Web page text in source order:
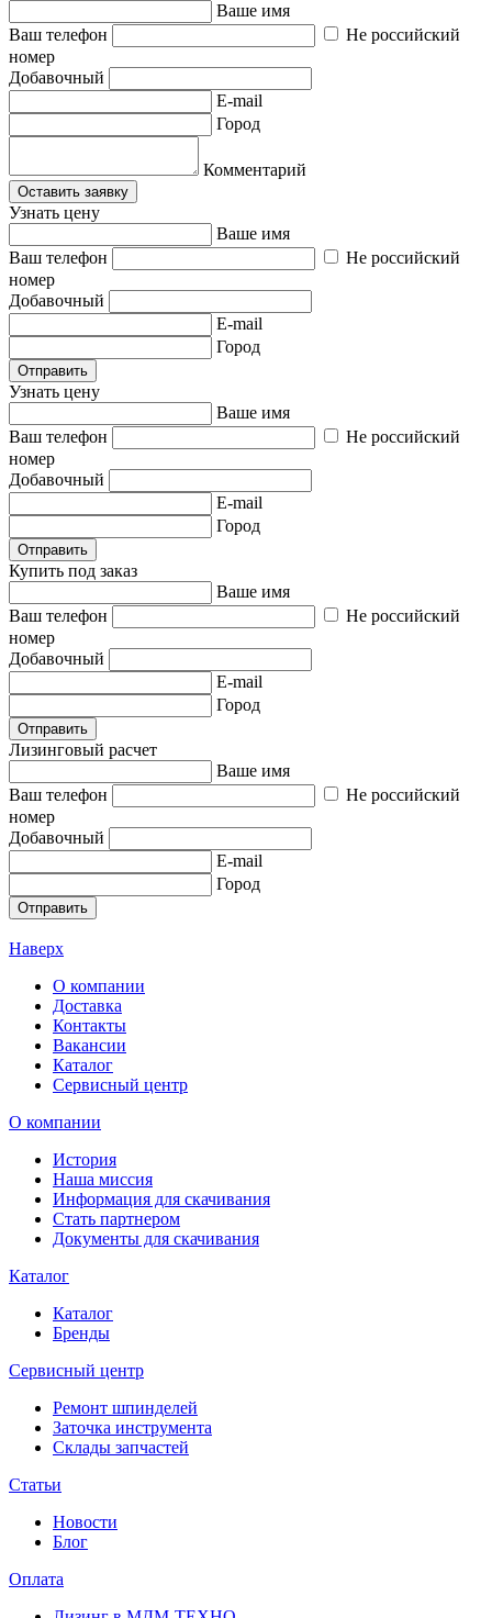
Ваше имя
Ваш телефон
Не российский
номер
Добавочный
E-mail
Город
Комментарий
Оставить заявку
Узнать цену
Ваше имя
Ваш телефон
Не российский
номер
Добавочный
E-mail
Город
Отправить
Узнать цену
Ваше имя
Ваш телефон
Не российский
номер
Добавочный
E-mail
Город
Отправить
Купить под заказ
Ваше имя
Ваш телефон
Не российский
номер
Добавочный
E-mail
Город
Отправить
Лизинговый расчет
Ваше имя
Ваш телефон
Не российский
номер
Добавочный
E-mail
Город
Отправить
Наверх
О компании
Доставка
Контакты
Вакансии
Каталог
Сервисный центр
О компании
История
Наша миссия
Информация для скачивания
Стать партнером
Документы для скачивания
Каталог
Каталог
Бренды
Сервисный центр
Ремонт шпинделей
Заточка инструмента
Склады запчастей
Статьи
Новости
Блог
Оплата